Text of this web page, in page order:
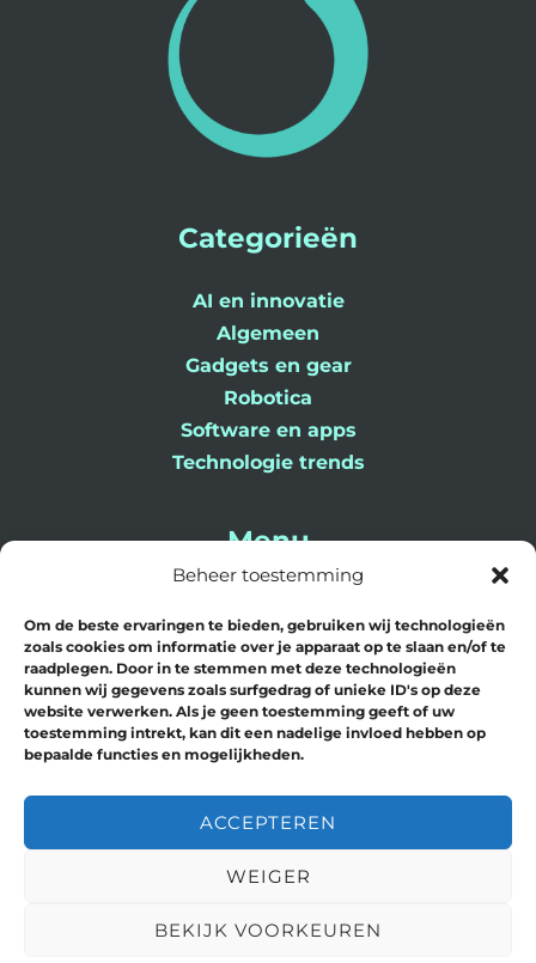
Beheer toestemming
Om de beste ervaringen te bieden, gebruiken wij technologieën
zoals cookies om informatie over je apparaat op te slaan en/of te
raadplegen. Door in te stemmen met deze technologieën
kunnen wij gegevens zoals surfgedrag of unieke ID's op deze
website verwerken. Als je geen toestemming geeft of uw
toestemming intrekt, kan dit een nadelige invloed hebben op
bepaalde functies en mogelijkheden.
ACCEPTEREN
WEIGER
BEKIJK VOORKEUREN
Categorieën
AI en innovatie
Algemeen
Gadgets en gear
Robotica
Software en apps
Technologie trends
Menu
Blog
Contact
Over Ons
AI Hero